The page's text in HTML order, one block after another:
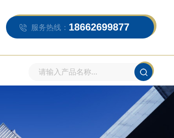
服务热线： 18662699877